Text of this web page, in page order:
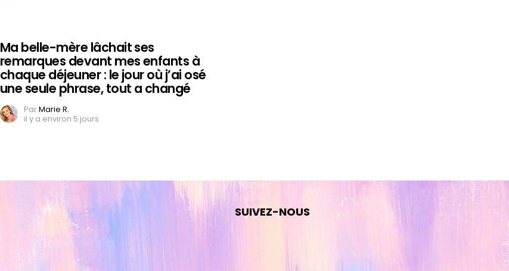
Ma belle-mère lâchait ses
remarques devant mes enfants à
chaque déjeuner : le jour où j’ai osé
une seule phrase, tout a changé
ParMarie R.
il y a environ 5 jours
SUIVEZ-NOUS